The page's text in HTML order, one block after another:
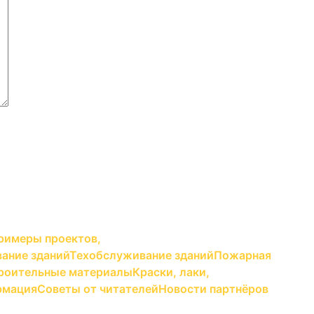
проектов,
зданийТехобслуживание зданийПожарная
материалыКраски, лаки,
Советы от читателейНовости партнёров